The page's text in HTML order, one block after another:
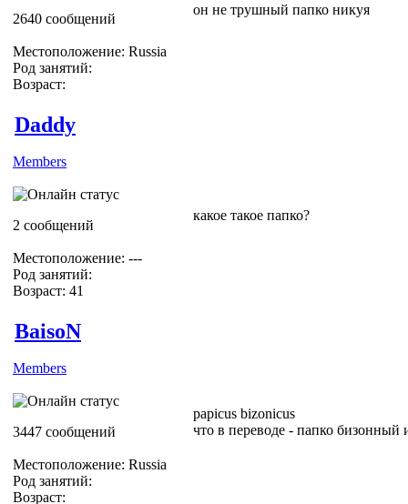
2640 сообщений
Местоположение: Russia
Род занятий:
Возраст:
он не трушный папко никуя
Daddy
Members
2 сообщений
Местоположение: ---
Род занятий:
Возраст: 41
какое такое папко?
BaisoN
Members
3447 сообщений
Местоположение: Russia
Род занятий:
Возраст:
papicus bizonicus
что в переводе - папко бизонный